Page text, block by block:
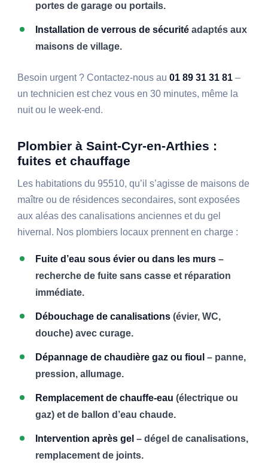
portes de garage ou portails.
Installation de verrous de sécurité adaptés aux
maisons de village.
Besoin urgent ? Contactez-nous au01 89 31 31 81 –
un technicien est chez vous en 30 minutes, même la
nuit ou le week-end.
Plombier à Saint-Cyr-en-Arthies :
fuites et chauffage
Les habitations du 95510, qu’il s’agisse de maisons de
maître ou de résidences secondaires, sont exposées
aux aléas des canalisations anciennes et du gel
hivernal. Nos plombiers locaux prennent en charge :
Fuite d’eau sous évier ou dans les murs –
recherche de fuite sans casse et réparation
immédiate.
Débouchage de canalisations (évier, WC,
douche) avec curage.
Dépannage de chaudière gaz ou fioul – panne,
pression, allumage.
Remplacement de chauffe-eau (électrique ou
gaz) et de ballon d’eau chaude.
Intervention après gel – dégel de canalisations,
remplacement de joints.